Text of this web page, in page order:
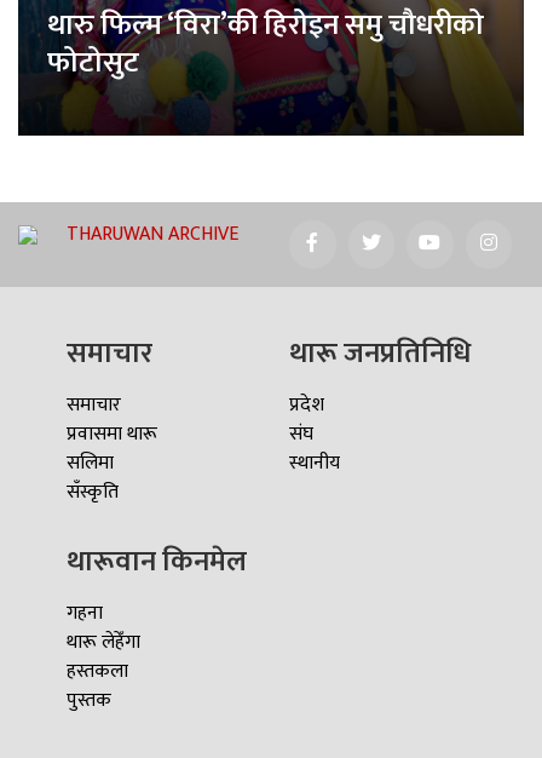
थारु फिल्म ‘विरा’की हिरोइन समु चौधरीको
फोटोसुट
THARUWAN ARCHIVE
समाचार
समाचार
प्रवासमा थारू
सलिमा
सँस्कृति
थारू जनप्रतिनिधि
प्रदेश
संघ
स्थानीय
थारूवान किनमेल
गहना
थारू लेहेँगा
हस्तकला
पुस्तक